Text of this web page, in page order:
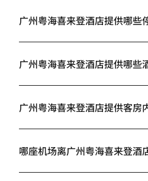
广州粤海喜来登酒店提供哪些
广州粤海喜来登酒店提供哪些
广州粤海喜来登酒店提供客房
哪座机场离广州粤海喜来登酒